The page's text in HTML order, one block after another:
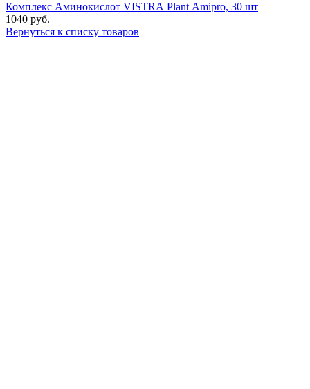
Комплекс Аминокислот VISTRA Plant Amipro, 30 шт
1040 руб.
Вернуться к списку товаров